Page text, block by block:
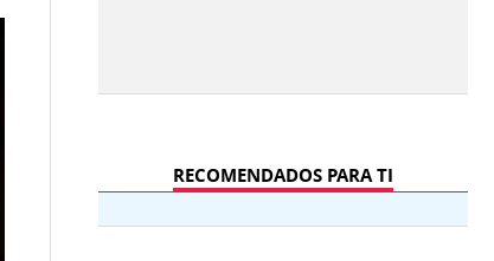
RECOMENDADOS PARA TI